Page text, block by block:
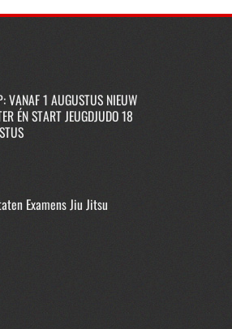
VANAF 1 AUGUSTUS NIEUW
ÉN START JEUGDJUDO 18
Examens Jiu Jitsu